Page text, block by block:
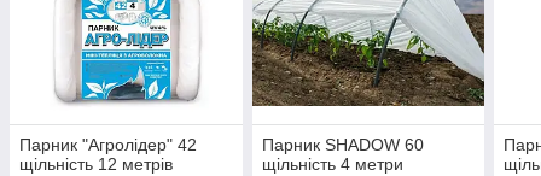
Парник "Агролідер" 42
щільність 12 метрів
Парник SHADOW 60
щільність 4 метри